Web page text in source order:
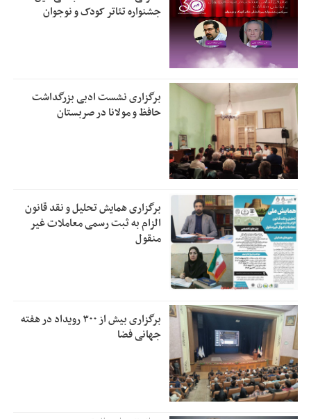
جشنواره تئاتر کودک و نوجوان
برگزاری نشست ادبی بزرگداشت
حافظ و مولانا در صربستان
برگزاری همایش تحلیل و نقد قانون
الزام به ثبت رسمی معاملات غیر
منقول
برگزاری بیش از ۳۰۰ رویداد در هفته
جهانی فضا